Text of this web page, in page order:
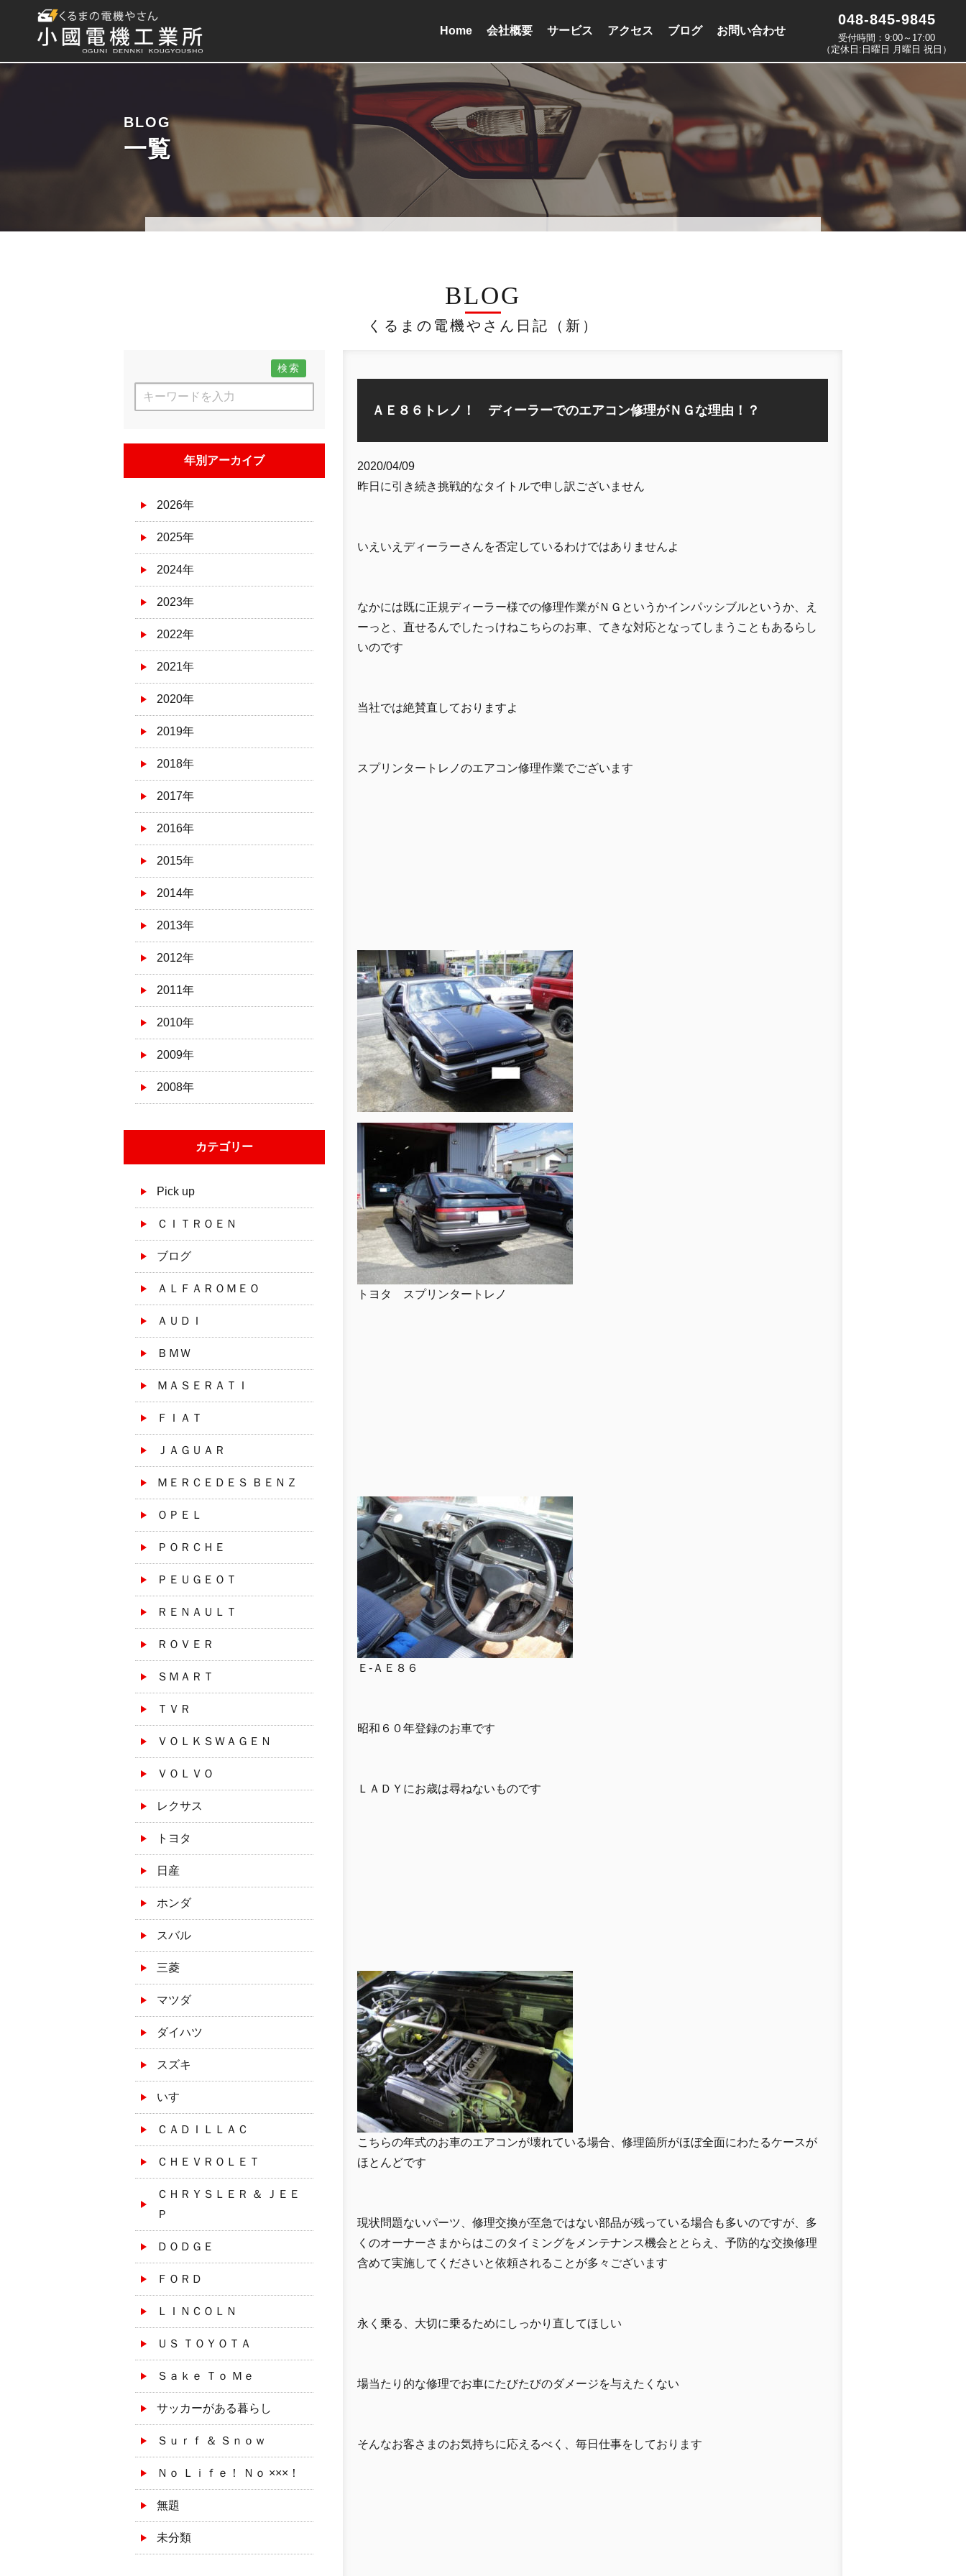
Home 会社概要 サービス アクセス ブログ お問い合わせ
048-845-9845
受付時間：9:00～17:00
（定休日:日曜日 月曜日 祝日）
BLOG
一覧
BLOG
くるまの電機やさん日記（新）
検索
年別アーカイブ
2026年
2025年
2024年
2023年
2022年
2021年
2020年
2019年
2018年
2017年
2016年
2015年
2014年
2013年
2012年
2011年
2010年
2009年
2008年
カテゴリー
Pick up
ＣＩＴＲＯＥＮ
ブログ
ＡＬＦＡＲＯＭＥＯ
ＡＵＤＩ
ＢＭＷ
ＭＡＳＥＲＡＴＩ
ＦＩＡＴ
ＪＡＧＵＡＲ
ＭＥＲＣＥＤＥＳ ＢＥＮＺ
ＯＰＥＬ
ＰＯＲＣＨＥ
ＰＥＵＧＥＯＴ
ＲＥＮＡＵＬＴ
ＲＯＶＥＲ
ＳＭＡＲＴ
ＴＶＲ
ＶＯＬＫＳＷＡＧＥＮ
ＶＯＬＶＯ
レクサス
トヨタ
日産
ホンダ
スバル
三菱
マツダ
ダイハツ
スズキ
いすゞ
ＣＡＤＩＬＬＡＣ
ＣＨＥＶＲＯＬＥＴ
ＣＨＲＹＳＬＥＲ ＆ ＪＥＥ
Ｐ
ＤＯＤＧＥ
ＦＯＲＤ
ＬＩＮＣＯＬＮ
ＵＳ ＴＯＹＯＴＡ
Ｓａｋｅ Ｔｏ Ｍｅ
サッカーがある暮らし
Ｓｕｒｆ ＆ Ｓｎｏｗ
Ｎｏ Ｌｉｆｅ！ Ｎｏ ×××！
無題
未分類
ＡＥ８６トレノ！ ディーラーでのエアコン修理がＮＧな理由！？
2020/04/09
昨日に引き続き挑戦的なタイトルで申し訳ございません
いえいえディーラーさんを否定しているわけではありませんよ
なかには既に正規ディーラー様での修理作業がＮＧというかインパッシブルというか、え
ーっと、直せるんでしたっけねこちらのお車、てきな対応となってしまうこともあるらし
いのです
当社では絶賛直しておりますよ
スプリンタートレノのエアコン修理作業でございます
トヨタ スプリンタートレノ
Ｅ-ＡＥ８６
昭和６０年登録のお車です
ＬＡＤＹにお歳は尋ねないものです
こちらの年式のお車のエアコンが壊れている場合、修理箇所がほぼ全面にわたるケースが
ほとんどです
現状問題ないパーツ、修理交換が至急ではない部品が残っている場合も多いのですが、多
くのオーナーさまからはこのタイミングをメンテナンス機会ととらえ、予防的な交換修理
含めて実施してくださいと依頼されることが多々ございます
永く乗る、大切に乗るためにしっかり直してほしい
場当たり的な修理でお車にたびたびのダメージを与えたくない
そんなお客さまのお気持ちに応えるべく、毎日仕事をしております